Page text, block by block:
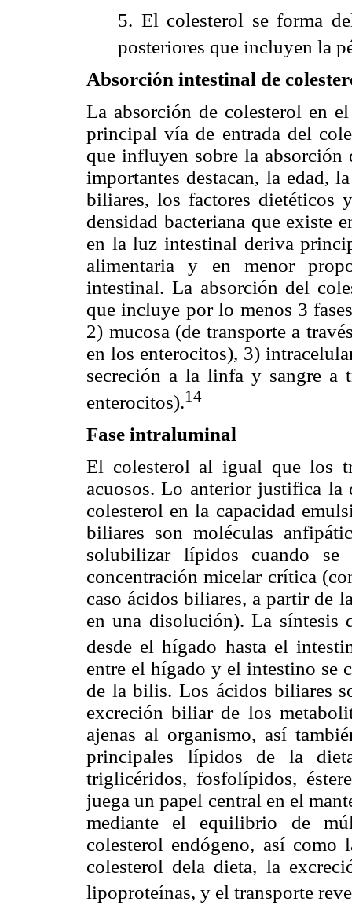
5. El colesterol se forma
posteriores que incluyen la
Absorción intestinal de
La absorción de colesterol en
principal vía de entrada del
que influyen sobre la absorción
importantes destacan, la edad,
biliares, los factores dietéticos
densidad bacteriana que existe
en la luz intestinal deriva
alimentaria y en menor
intestinal. La absorción del
que incluye por lo menos 3
2) mucosa (de transporte a
en los enterocitos), 3)
secreción a la linfa y sangre a
enterocitos).14
Fase intraluminal
El colesterol al igual que los
acuosos. Lo anterior justifica la
colesterol en la capacidad
biliares son moléculas
solubilizar lípidos cuando
concentración micelar crítica
caso ácidos biliares, a partir de
en una disolución). La síntesis
desde el hígado hasta el
entre el hígado y el intestino se
de la bilis. Los ácidos biliares
excreción biliar de los
ajenas al organismo, así
principales lípidos de la
triglicéridos, fosfolípidos,
juega un papel central en el
mediante el equilibrio de
colesterol endógeno, así
colesterol dela dieta, la
lipoproteínas, y el transporte